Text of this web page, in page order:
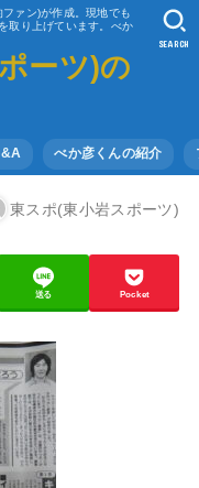
ァン)が作成。現地でも
取り上げています。べか
ーツ)の
べか彦くんの紹介
SEARCH
東スポ(東小岩スポーツ)
送る Pocket